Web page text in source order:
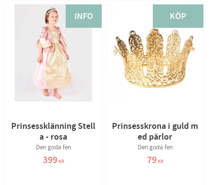
Prinsessklänning Stell
a - rosa
Den goda fen
399KR
INFO
Prinsesskrona i guld m
ed pärlor
Den goda fen
79KR
KÖP